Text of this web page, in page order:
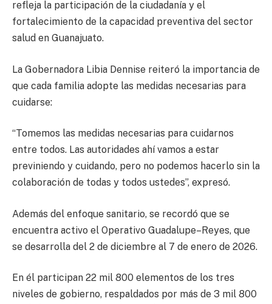
refleja la participación de la ciudadanía y el
fortalecimiento de la capacidad preventiva del sector
salud en Guanajuato.
La Gobernadora Libia Dennise reiteró la importancia de
que cada familia adopte las medidas necesarias para
cuidarse:
“Tomemos las medidas necesarias para cuidarnos
entre todos. Las autoridades ahí vamos a estar
previniendo y cuidando, pero no podemos hacerlo sin la
colaboración de todas y todos ustedes”, expresó.
Además del enfoque sanitario, se recordó que se
encuentra activo el Operativo Guadalupe–Reyes, que
se desarrolla del 2 de diciembre al 7 de enero de 2026.
En él participan 22 mil 800 elementos de los tres
niveles de gobierno, respaldados por más de 3 mil 800